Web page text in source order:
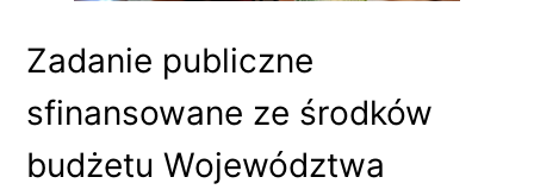
Zadanie publiczne
sfinansowane ze środków
budżetu Województwa